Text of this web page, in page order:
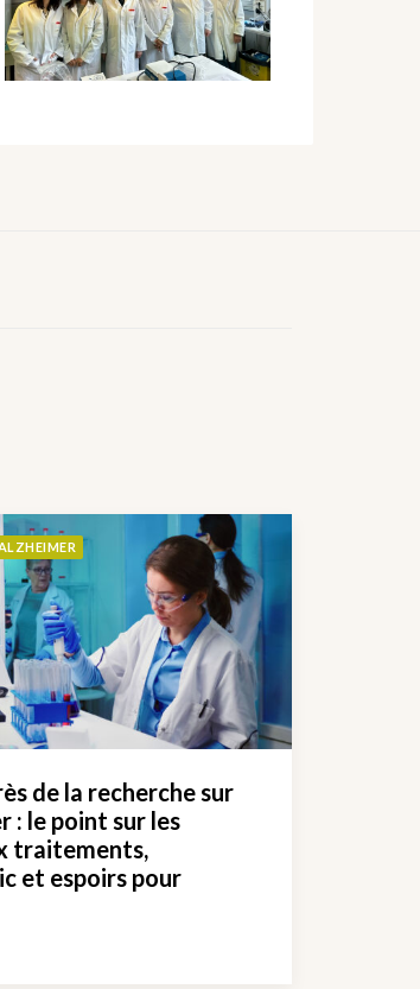
de la recherche sur
: le point sur les
traitements,
et espoirs pour